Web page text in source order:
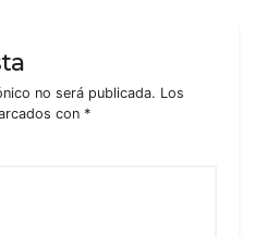
no será publicada. Los
con *